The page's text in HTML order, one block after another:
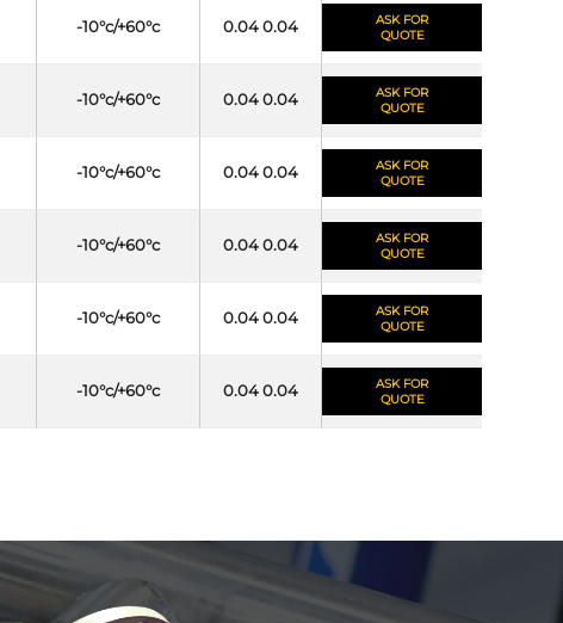
-10°c/+60°c 0.04 0.04
ASK FOR
QUOTE
-10°c/+60°c 0.04 0.04
ASK FOR
QUOTE
-10°c/+60°c 0.04 0.04
ASK FOR
QUOTE
-10°c/+60°c 0.04 0.04
ASK FOR
QUOTE
-10°c/+60°c 0.04 0.04
ASK FOR
QUOTE
-10°c/+60°c 0.04 0.04
ASK FOR
QUOTE